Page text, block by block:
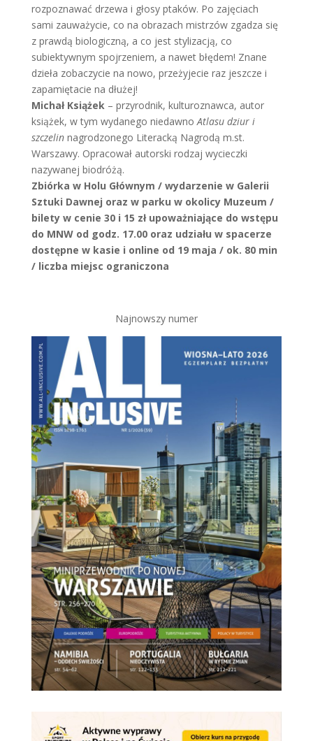
rozpoznawać drzewa i głosy ptaków. Po zajęciach
sami zauważycie, co na obrazach mistrzów zgadza się
z prawdą biologiczną, a co jest stylizacją, co
subiektywnym spojrzeniem, a nawet błędem! Znane
dzieła zobaczycie na nowo, przeżyjecie raz jeszcze i
zapamiętacie na dłużej!
Michał Książek – przyrodnik, kulturoznawca, autor
książek, w tym wydanego niedawnoAtlasu dziur i
szczelinnagrodzonego Literacką Nagrodą m.st.
Warszawy. Opracował autorski rodzaj wycieczki
nazywanej biodróżą.
Zbiórka w Holu Głównym / wydarzenie w Galerii
Sztuki Dawnej oraz w parku w okolicy Muzeum /
bilety w cenie 30 i 15 zł upoważniające do wstępu
do MNW od godz. 17.00 oraz udziału w spacerze
dostępne w kasie i online od 19 maja / ok. 80 min
/ liczba miejsc ograniczona
Najnowszy numer